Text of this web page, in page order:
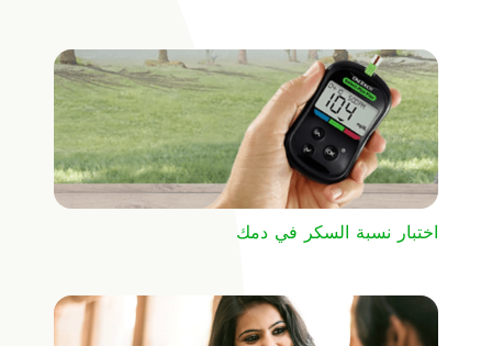
اختبار نسبة السكر في دمك